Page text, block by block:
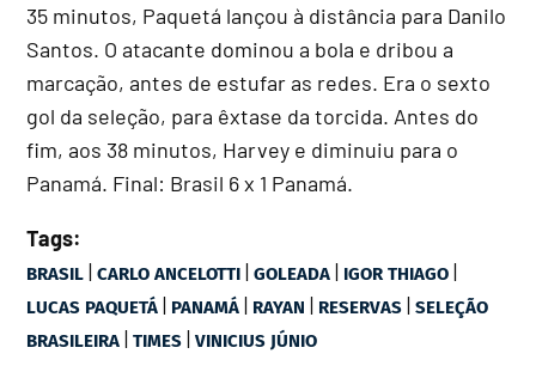
35 minutos, Paquetá lançou à distância para Danilo
Santos. O atacante dominou a bola e dribou a
marcação, antes de estufar as redes. Era o sexto
gol da seleção, para êxtase da torcida. Antes do
fim, aos 38 minutos, Harvey e diminuiu para o
Panamá. Final: Brasil 6 x 1 Panamá.
Tags:
BRASIL |CARLO ANCELOTTI |GOLEADA | IGOR THIAGO |
LUCAS PAQUETÁ | PANAMÁ | RAYAN | RESERVAS |SELEÇÃO
BRASILEIRA |TIMES |VINICIUS JÚNIO